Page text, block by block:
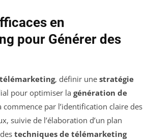
en
pour Générer des
télémarketing, définir une stratégie
pour optimiser la génération de
commence par l’identification claire des
suivie de l’élaboration d’un plan
techniques de télémarketing